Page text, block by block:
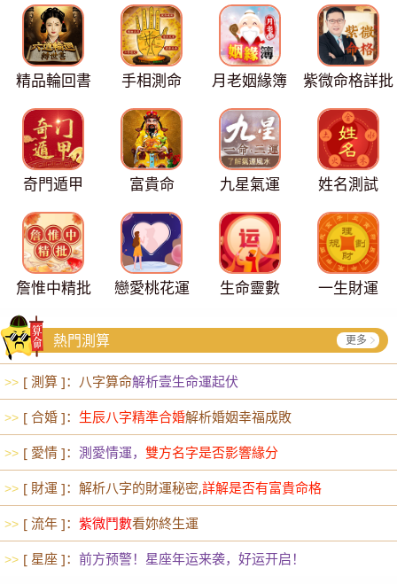
精品輪回書 手相測命 月老姻緣簿 紫微命格詳批
奇門遁甲 富貴命 九星氣運 姓名測試
詹惟中精批 戀愛桃花運 生命靈數 一生財運
熱門測算 更多
>> [ 測算 ]：八字算命解析壹生命運起伏
>> [ 合婚 ]： 生辰八字精準合婚解析婚姻幸福成敗
>> [ 愛情 ]： 測愛情運， 雙方名字是否影響緣分
>> [ 財運 ]：解析八字的財運秘密,詳解是否有富貴命格
>> [ 流年 ]： 紫微鬥數看妳終生運
>> [ 星座 ]： 前方预警！星座年运来袭，好运开启！